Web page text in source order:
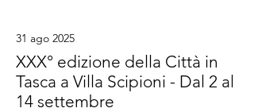
31 ago 2025
XXX° edizione della Città in
Tasca a Villa Scipioni - Dal 2 al
14 settembre